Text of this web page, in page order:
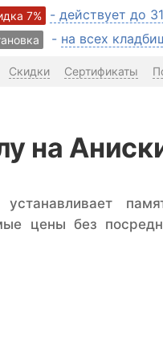
7% - действует до
- на всех
Скидки Сертификаты
на
цены без